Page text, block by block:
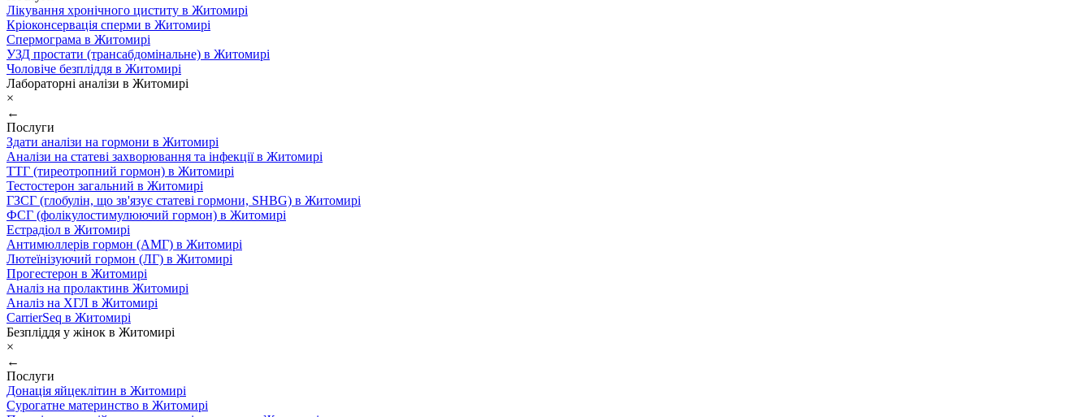
Лікування хронічного циститу в Житомирі
Кріоконсервація сперми в Житомирі
Спермограма в Житомирі
УЗД простати (трансабдомінальне) в Житомирі
Чоловіче безпліддя в Житомирі
Лабораторні аналізи в Житомирі
×
←
Послуги
Здати аналізи на гормони в Житомирі
Аналізи на статеві захворювання та інфекції в Житомирі
ТТГ (тиреотропний гормон) в Житомирі
Тестостерон загальний в Житомирі
ГЗСГ (глобулін, що зв'язує статеві гормони, SHBG) в Житомирі
ФСГ (фолікулостимулюючий гормон) в Житомирі
Естрадіол в Житомирі
Антимюллерів гормон (АМГ) в Житомирі
Лютеїнізуючий гормон (ЛГ) в Житомирі
Прогестерон в Житомирі
Аналіз на пролактинв Житомирі
Аналіз на ХГЛ в Житомирі
CarrierSeq в Житомирі
Безпліддя у жінок в Житомирі
×
←
Послуги
Донація яйцеклітин в Житомирі
Сурогатне материнство в Житомирі